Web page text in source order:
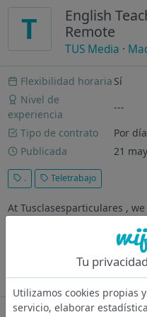
T
English
Remote
TUS Media ·
Flexibilidad horaria Sí
Nivel de
experiencia
---
Tipo de contrato
Por
Publicada
21
. Teletrabajo
At Tusclasesparticulares ,
specialized in children to
private lessons online or in
tutoring for young learners
Ver más
Tu
Utilizamos cookies propias
servicio, elaborar